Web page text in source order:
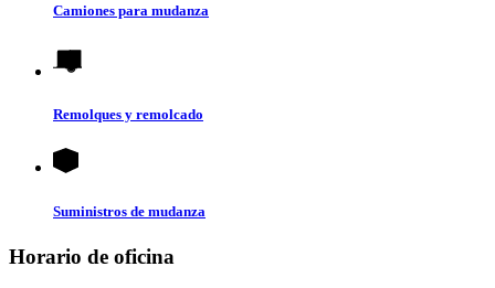
Camiones para mudanza
Remolques y remolcado
Suministros de mudanza
Horario de oficina